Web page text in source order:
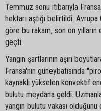
Temmuz sonu itibarıyla
hektarı aştığı belirtildi.
göre bu rakam, son on
geçti.
Yangın şartlarının aşırı
Fransa'nın güneybatısında
kaynaklı yükselen konvektif
bulutu meydana geldi.
yangın bulutu vakası olduğunu